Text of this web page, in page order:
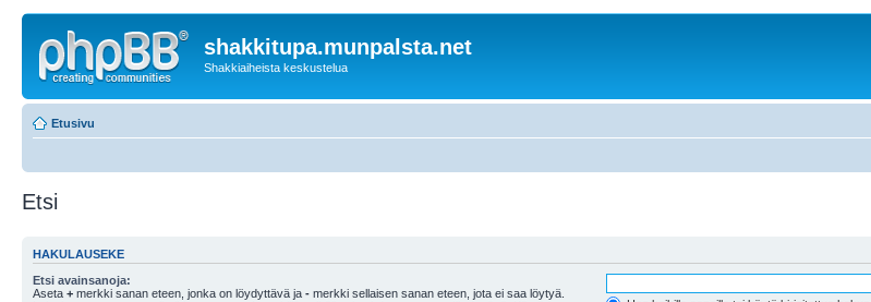
shakkitupa.munpalsta.net
Shakkiaiheista keskustelua
Etusivu
Etsi
HAKULAUSEKE
Etsi avainsanoja:
Aseta + merkki sanan eteen, jonka on löydyttävä ja - merkki sellaisen sanan eteen, jota ei saa löytyä.